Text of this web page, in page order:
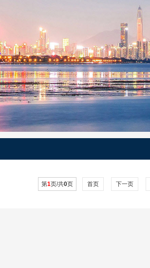
第1页/共0页 首页 下一页